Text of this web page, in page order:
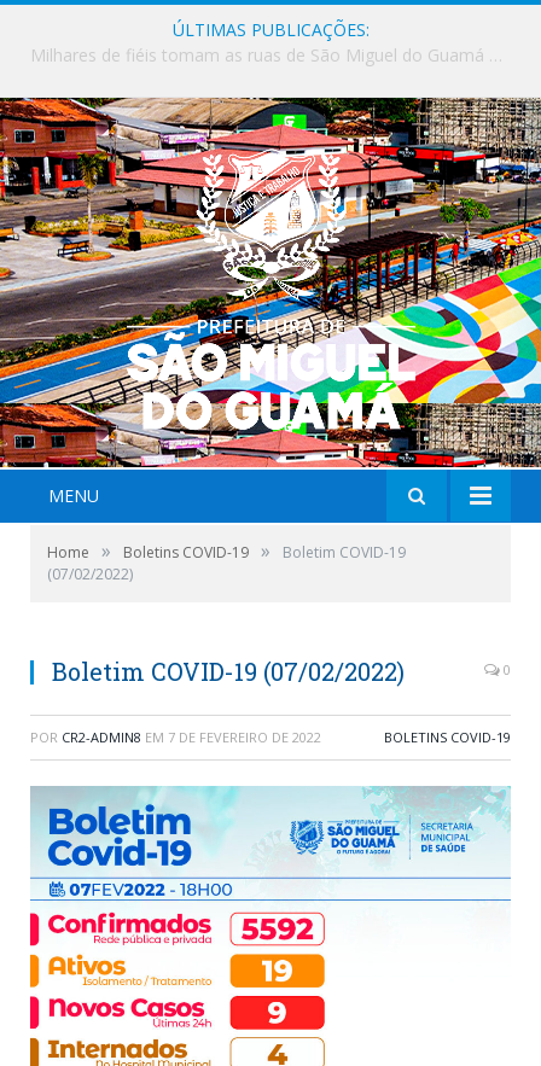
ÚLTIMAS PUBLICAÇÕES:
Milhares de fiéis tomam as ruas de São Miguel do Guamá em uma grande celebração de fé na Marcha para Jesus 2026.
MENU
Home » Boletins COVID-19 »
Boletim COVID-19
(07/02/2022)
Boletim COVID-19 (07/02/2022) 0
POR CR2-ADMIN8 EM 7 DE FEVEREIRO DE 2022 BOLETINS COVID-19